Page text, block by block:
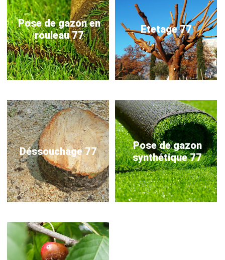
Pose de gazon en
rouleau 77
Etetage 77
Déssouchage 77
Pose de gazon
synthétique 77